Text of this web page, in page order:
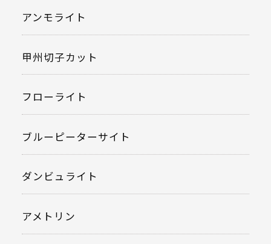
アンモライト
甲州切子カット
フローライト
ブルーピーターサイト
ダンビュライト
アメトリン